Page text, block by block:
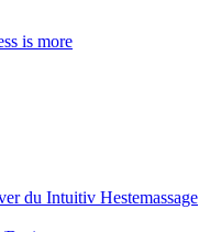
du Intuitiv Hestemassage